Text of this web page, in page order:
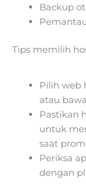
Backup
Tips memilih
Pilih web
atau
Pastikan
untuk
saat
Periksa
dengan